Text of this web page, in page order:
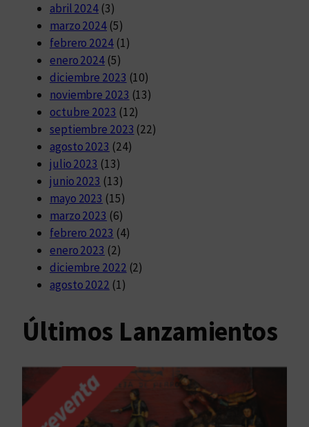
abril 2024 (3)
marzo 2024 (5)
febrero 2024(1)
enero 2024 (5)
diciembre 2023 (10)
noviembre 2023 (13)
octubre 2023 (12)
septiembre 2023 (22)
agosto 2023 (24)
julio 2023 (13)
junio 2023 (13)
mayo 2023 (15)
marzo 2023 (6)
febrero 2023 (4)
enero 2023 (2)
diciembre 2022 (2)
agosto 2022 (1)
Últimos Lanzamientos